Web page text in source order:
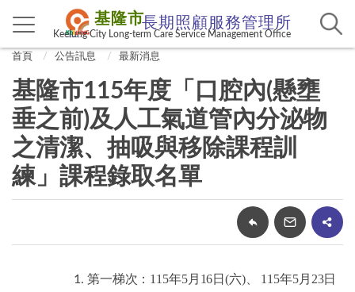
基隆市長期照顧服務管理所
Keelung City Long-term Care Service Management Office
首頁 公告訊息 最新消息
基隆市115年度「口腔內(懸壅
垂之前)及人工氣道管內分泌物
之清潔、抽吸與移除課程訓
練」課程錄取名單
第一梯次：115年5月16日(六)、 115年5月23日